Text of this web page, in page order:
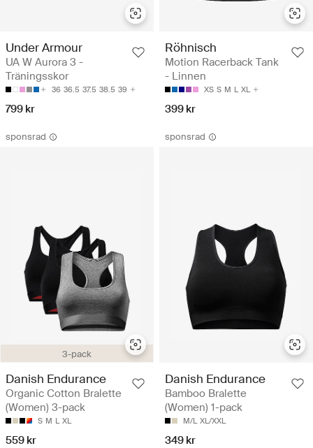
Under Armour
UA W Aurora 3 -
Träningsskor
36 36.5 37.5 38.5 39
799 kr
Röhnisch
Motion Racerback Tank
- Linnen
XS S M L XL
399 kr
sponsrad
3-pack
Danish Endurance
Organic Cotton Bralette
(Women) 3-pack
S M L XL
559 kr
sponsrad
Danish Endurance
Bamboo Bralette
(Women) 1-pack
M/L XL/XXL
349 kr